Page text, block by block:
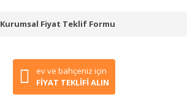
Kurumsal Fiyat Teklif Formu
ev ve bahçeniz için
FİYAT TEKLİFİ ALIN